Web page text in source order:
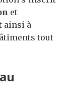
et
ainsi à
tout